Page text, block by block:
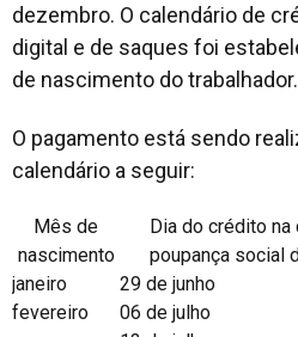
dezembro. O calendário de
digital e de saques foi
de nascimento do trabalhador.
O pagamento está sendo
calendário a seguir:
Mês de
nascimento
Dia do crédito na
poupança social
janeiro
29 de junho
fevereiro
06 de julho